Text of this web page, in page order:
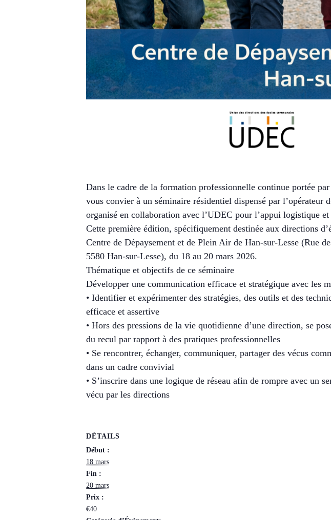
Dans le cadre de la formation professionnelle continue portée
vous convier à un séminaire résidentiel dispensé par l’opérateur
organisé en collaboration avec l’UDEC pour l’appui logistique
Cette première édition, spécifiquement destinée aux directions
Centre de Dépaysement et de Plein Air de Han-sur-Lesse (Rue
5580 Han-sur-Lesse), du 18 au 20 mars 2026.
Thématique et objectifs de ce séminaire
Développer une communication efficace et stratégique avec les
• Identifier et expérimenter des stratégies, des outils et des
efficace et assertive
• Hors des pressions de la vie quotidienne d’une direction, se
du recul par rapport à des pratiques professionnelles
• Se rencontrer, échanger, communiquer, partager des vécus
dans un cadre convivial
• S’inscrire dans une logique de réseau afin de rompre avec un
vécu par les directions
DÉTAILS
Début :
18 mars
Fin :
20 mars
Prix :
€40